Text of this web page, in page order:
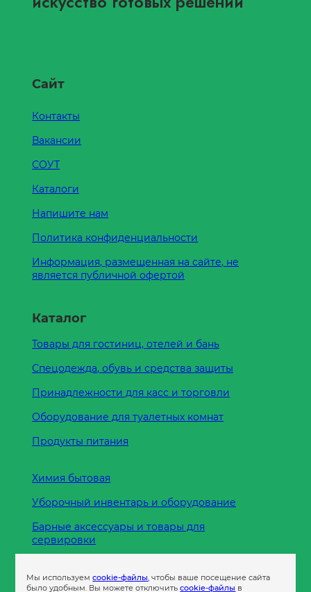
Сайт
Контакты
Вакансии
СОУТ
Каталоги
Напишите нам
Политика конфиденциальности
Информация, размещенная на сайте, не
является публичной офертой
Каталог
Товары для гостиниц, отелей и бань
Спецодежда, обувь и средства защиты
Принадлежности для касс и торговли
Оборудование для туалетных комнат
Продукты питания
Химия бытовая
Уборочный инвентарь и оборудование
Барные аксессуары и товары для
сервировки
Пленка
Мы используемcookie-файлы, чтобы ваше посещение сайта
было удобным. Вы можете отключитьcookie-файлы в